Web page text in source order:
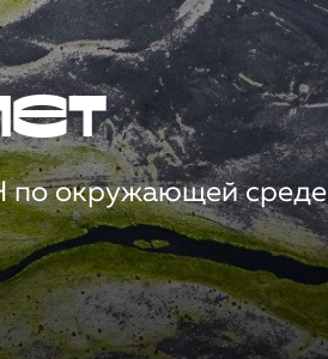
по окружающей среде